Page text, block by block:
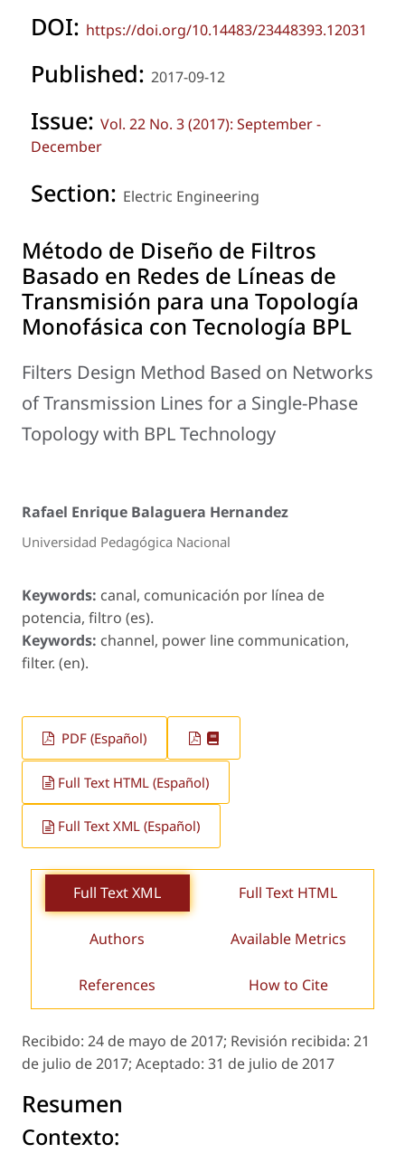
DOI: https://doi.org/10.14483/23448393.12031
Published: 2017-09-12
Issue: Vol. 22 No. 3 (2017): September -
December
Section: Electric Engineering
Método de Diseño de Filtros
Basado en Redes de Líneas de
Transmisión para una Topología
Monofásica con Tecnología BPL
Filters Design Method Based on Networks
of Transmission Lines for a Single-Phase
Topology with BPL Technology
Rafael Enrique Balaguera Hernandez
Universidad Pedagógica Nacional
Keywords: canal, comunicación por línea de
potencia, filtro (es).
Keywords: channel, power line communication,
filter. (en).
PDF (Español)
Full Text HTML (Español)
Full Text XML (Español)
Full Text XML Full Text HTML
Authors Available Metrics
References How to Cite
Recibido: 24 de mayo de 2017; Revisión recibida: 21
de julio de 2017; Aceptado: 31 de julio de 2017
Resumen
Contexto: